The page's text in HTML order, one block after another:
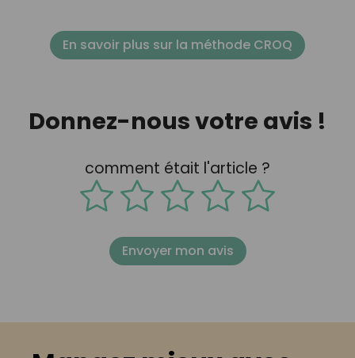
En savoir plus sur la méthode CROQ
Donnez-nous votre avis !
comment était l'article ?
Envoyer mon avis